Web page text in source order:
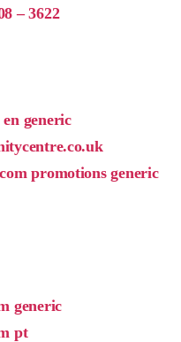
– 3622
generic
promotions generic
generic
pt